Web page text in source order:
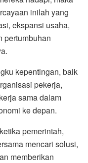
inilah yang
ekspansi usaha,
pertumbuhan
kepentingan, baik
pekerja,
sama dalam
ke depan.
pemerintah,
mencari solusi,
memberikan